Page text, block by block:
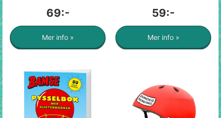
69:-
Mer info »
59:-
Mer info »